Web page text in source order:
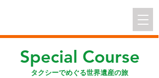
Special Course
タクシーでめぐる世界遺産の旅